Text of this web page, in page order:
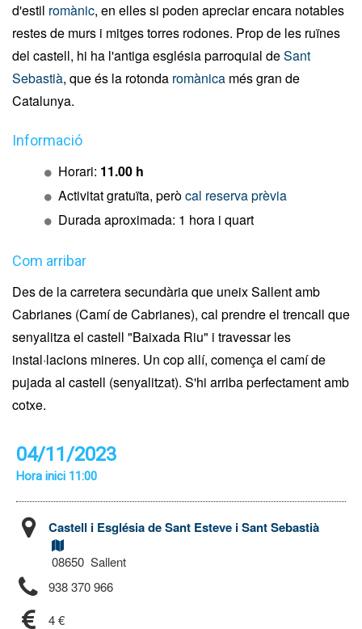
d'estil romànic, en elles si poden apreciar encara notables
restes de murs i mitges torres rodones. Prop de les ruïnes
del castell, hi ha l'antiga església parroquial deSant
Sebastià, que és la rotonda romànica més gran de
Catalunya.
Informació
Horari: 11.00 h
Activitat gratuïta, peròcal reserva prèvia
Durada aproximada: 1 hora i quart
Com arribar
Des de la carretera secundària que uneix Sallent amb
Cabrianes (Camí de Cabrianes), cal prendre el trencall que
senyalitza el castell "Baixada Riu" i travessar les
instal·lacions mineres. Un cop allí, comença el camí de
pujada al castell (senyalitzat). S'hi arriba perfectament amb
cotxe.
04/11/2023
Hora inici 11:00
Castell i Església de Sant Esteve i Sant Sebastià
08650 Sallent
938 370 966
4 €